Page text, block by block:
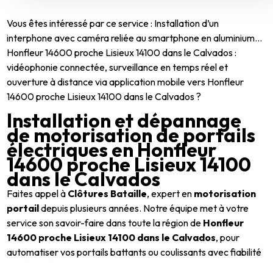
Vous êtes intéressé par ce service : Installation d’un
interphone avec caméra reliée au smartphone en aluminium...
Honfleur 14600 proche Lisieux 14100 dans le Calvados :
vidéophonie connectée, surveillance en temps réel et
ouverture à distance via application mobile vers Honfleur
14600 proche Lisieux 14100 dans le Calvados ?
Installation et dépannage
de motorisation de portails
électriques en Honfleur
14600 proche Lisieux 14100
dans le Calvados
Faites appel à Clôtures Bataille, expert en motorisation
portaildepuis plusieurs années. Notre équipe met à votre
service son savoir-faire dans toute la région de Honfleur
14600 proche Lisieux 14100 dans le Calvados, pour
automatiser vos portails battants ou coulissants avec fiabilité